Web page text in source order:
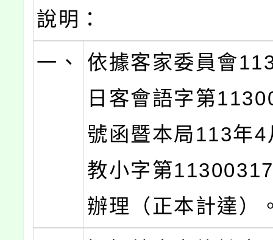
說明：
一、
依據客家委員會
日客會語字第
號函暨本局113年
教小字第
辦理（正本計達）